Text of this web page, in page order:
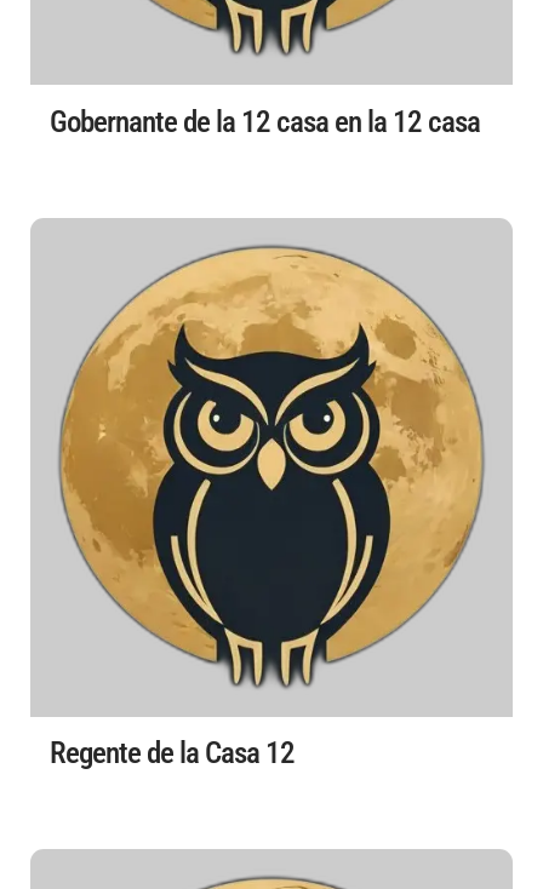
Gobernante de la 12 casa en la 12 casa
Regente de la Casa 12